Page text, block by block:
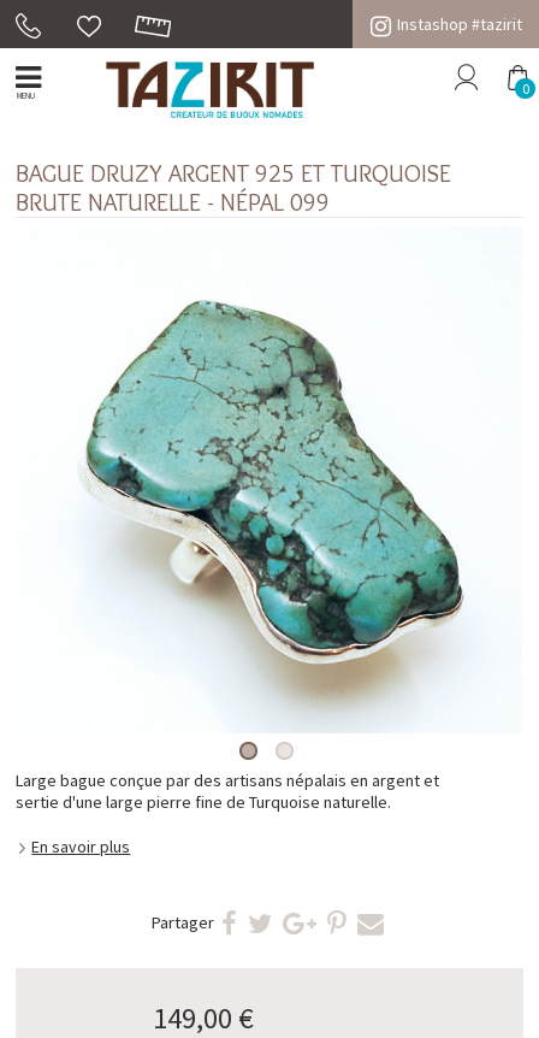
Instashop #tazirit
MENU 0
BAGUE DRUZY ARGENT 925 ET TURQUOISE
BRUTE NATURELLE - NÉPAL 099
Large bague conçue par des artisans népalais en argent et
sertie d'une large pierre fine de Turquoise naturelle.
En savoir plus
Partager
149,00 €